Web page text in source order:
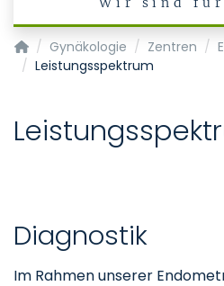
Klinik für Gynäkologie und
Gynäkologie Zentren
Leistungsspektrum
Diagnostik
Im Rahmen unserer